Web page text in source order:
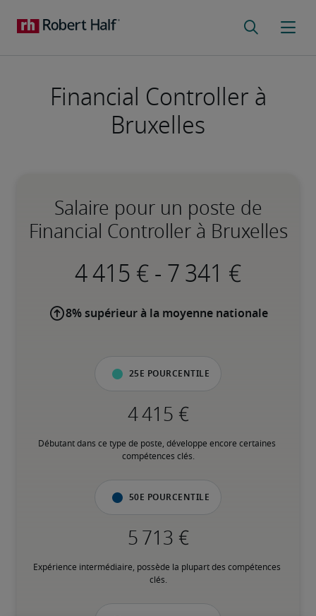
Financial Controller à
Bruxelles
Salaire pour un poste de
Financial Controller à Bruxelles
-
8% supérieur à la moyenne nationale
25e pourcentile
Débutant dans ce type de poste, développe encore certaines
compétences clés.
50e pourcentile
Expérience intermédiaire, possède la plupart des compétences
clés.